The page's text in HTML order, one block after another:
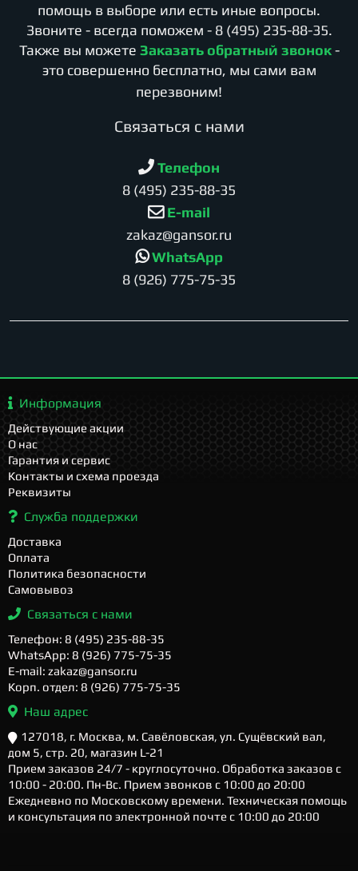
помощь в выборе или есть иные вопросы.
Звоните - всегда поможем - 8 (495) 235-88-35.
Также вы можете Заказать обратный звонок -
это совершенно бесплатно, мы сами вам
перезвоним!
Cвязаться с нами
Телефон
8 (495) 235-88-35
E-mail
zakaz@gansor.ru
WhatsApp
8 (926) 775-75-35
Информация
Действующие акции
О нас
Гарантия и сервис
Контакты и схема проезда
Реквизиты
Служба поддержки
Доставка
Оплата
Политика безопасности
Самовывоз
Связаться с нами
Телефон: 8 (495) 235-88-35
WhatsApp: 8 (926) 775-75-35
E-mail: zakaz@gansor.ru
Корп. отдел: 8 (926) 775-75-35
Наш адрес
127018, г. Москва, м. Савёловская, ул. Сущёвский вал,
дом 5, стр. 20, магазин L-21
Прием заказов 24/7 - круглосуточно. Обработка заказов с
10:00 - 20:00. Пн-Вс. Прием звонков с 10:00 до 20:00
Ежедневно по Московскому времени. Техническая помощь
и консультация по электронной почте с 10:00 до 20:00